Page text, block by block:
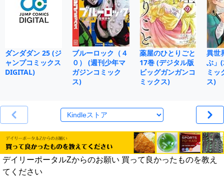
ダンダダン 25 (ジ
ャンプコミックス
DIGITAL)
ブルーロック（４
０） (週刊少年マ
ガジンコミック
ス)
薬屋のひとりごと
17巻 (デジタル版
ビッグガンガンコ
ミックス)
異世
ぶ」
ミッ
ス)
デイリーポータルZからのお願い 買って良かったものを教え
てください